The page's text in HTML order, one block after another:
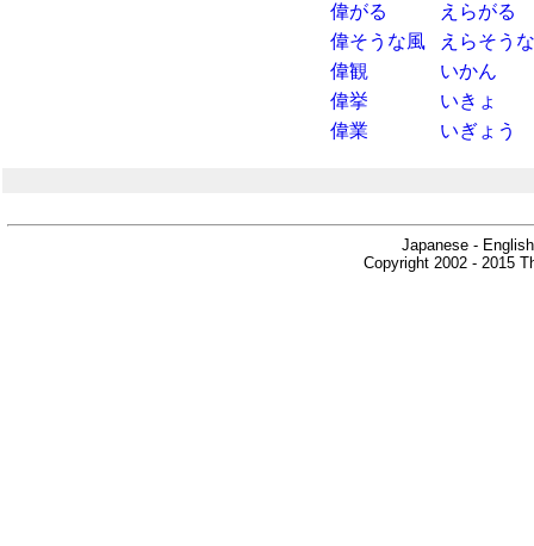
偉がる
えらがる
偉そうな風
えらそう
偉観
いかん
偉挙
いきょ
偉業
いぎょう
Japanese -
Copyright 2002 - 2015